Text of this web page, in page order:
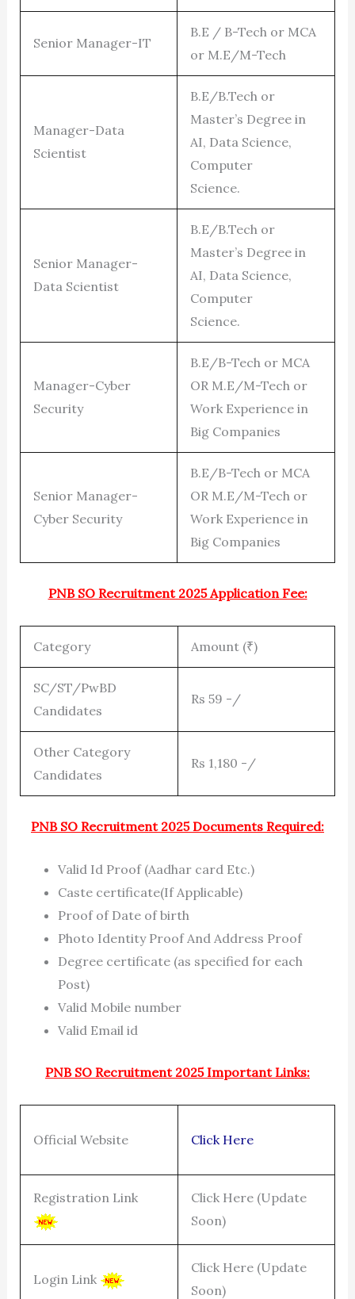
Senior Manager-IT
B.E / B-Tech or MCA
or M.E/M-Tech
Manager-Data
Scientist
B.E/B.Tech or
Master’s Degree in
AI, Data Science,
Computer
Science.
Senior Manager-
Data Scientist
B.E/B.Tech or
Master’s Degree in
AI, Data Science,
Computer
Science.
Manager-Cyber
Security
B.E/B-Tech or MCA
OR M.E/M-Tech or
Work Experience in
Big Companies
Senior Manager-
Cyber Security
B.E/B-Tech or MCA
OR M.E/M-Tech or
Work Experience in
Big Companies
PNB SO Recruitment 2025 Application Fee:
Category Amount (₹)
SC/ST/PwBD
Candidates
Rs 59 -/
Other Category
Candidates
Rs 1,180 -/
PNB SO Recruitment 2025 Documents Required:
Valid Id Proof (Aadhar card Etc.)
Caste certificate(If Applicable)
Proof of Date of birth
Photo Identity Proof And Address Proof
Degree certificate (as specified for each
Post)
Valid Mobile number
Valid Email id
PNB SO Recruitment 2025 Important Links:
Official Website Click Here
Registration Link
Click Here (Update
Soon)
Login Link
Click Here (Update
Soon)